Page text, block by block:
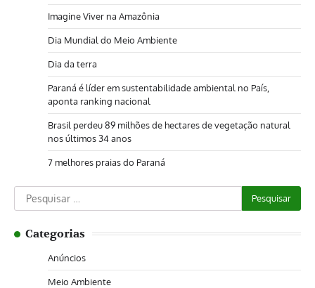
Imagine Viver na Amazônia
Dia Mundial do Meio Ambiente
Dia da terra
Paraná é líder em sustentabilidade ambiental no País,
aponta ranking nacional
Brasil perdeu 89 milhões de hectares de vegetação natural
nos últimos 34 anos
7 melhores praias do Paraná
Pesquisar
por:
Categorias
Anúncios
Meio Ambiente